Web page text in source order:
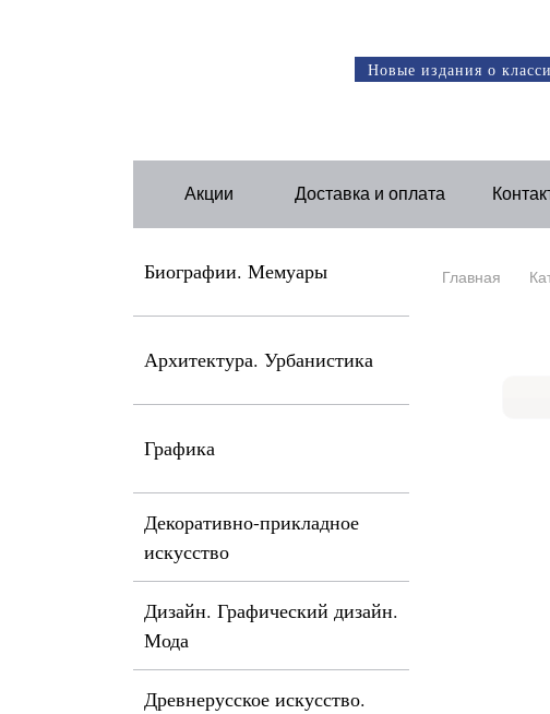
Новые издания о
Акции Доставка и оплата
Биографии. Мемуары
Архитектура. Урбанистика
Графика
Декоративно-прикладное
искусство
Дизайн. Графический дизайн.
Мода
Древнерусское искусство.
Главная